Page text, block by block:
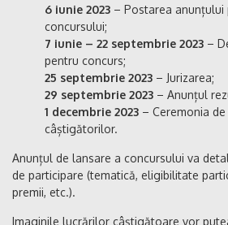
6 iunie 2023 – Postarea anunțului
concursului;
7 iunie – 22 septembrie 2023 –
pentru concurs;
25 septembrie 2023 – Jurizarea;
29 septembrie 2023 – Anunțul
1 decembrie 2023 – Ceremonia
câștigătorilor.
Anunțul de lansare a concursului va
de participare (tematică, eligibilitate
premii, etc.).
Imaginile lucrărilor câștigătoare vor